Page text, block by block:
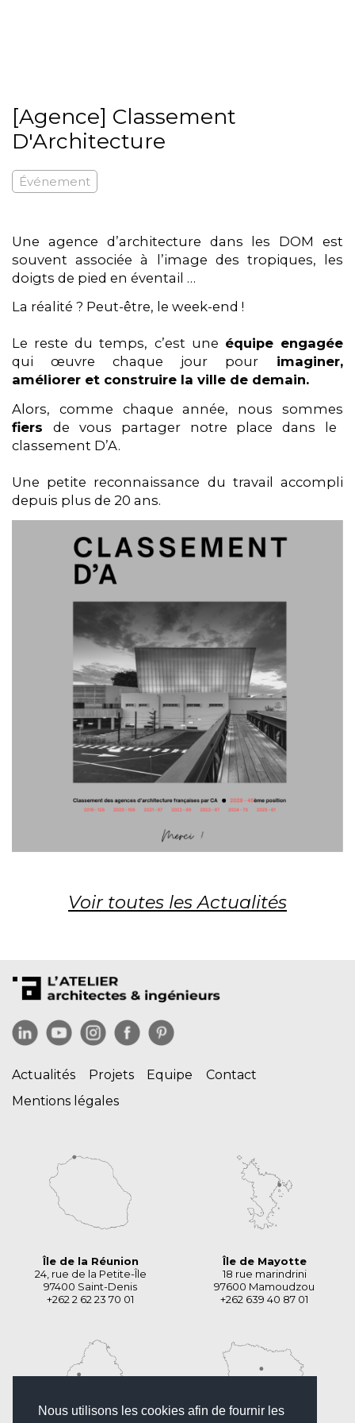
Nous utilisons les cookies afin de fournir les
[Agence] Classement
D'Architecture
Événement
Une agence d’architecture dans les DOM est
souvent associée à l’image des tropiques, les
doigts de pied en éventail …
La réalité ? Peut-être, le week-end !
Le reste du temps, c’est une équipe engagée
qui œuvre chaque jour pour imaginer,
améliorer et construire la ville de demain.
Alors, comme chaque année, nous sommes
fiers de vous partager notre place dans le
classement D’A.
Une petite reconnaissance du travail accompli
depuis plus de 20 ans.
Voir toutes les Actualités
Actualités Projets Equipe
Contact
Mentions légales
Île de la Réunion
24, rue de la Petite-Île
97400 Saint-Denis
+262 2 62 23 70 01
Île de Mayotte
18 rue marindrini
97600 Mamoudzou
+262 639 40 87 01